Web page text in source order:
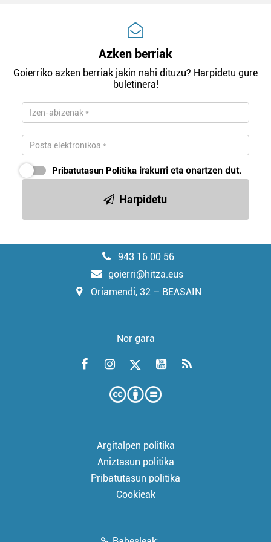
Azken berriak
Goierriko azken berriak jakin nahi dituzu? Harpidetu gure
buletinera!
Pribatutasun Politika irakurri eta onartzen dut.
Harpidetu
943 16 00 56
goierri@hitza.eus
Oriamendi, 32 – BEASAIN
Nor gara
Argitalpen politika
Aniztasun politika
Pribatutasun politika
Cookieak